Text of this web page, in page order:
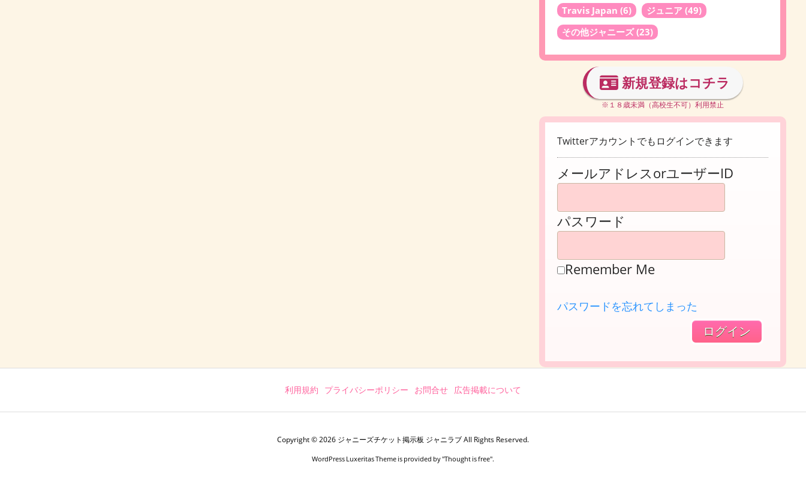
Travis Japan (6) ジュニア (49)
その他ジャニーズ(23)
新規登録はコチラ
※１８歳未満（高校生不可）利用禁止
Twitterアカウントでもログインできます
メールアドレスorユーザーID
パスワード
Remember Me
パスワードを忘れてしまった
利用規約 プライバシーポリシー お問合せ 広告掲載について
Copyright ©2026 ジャニーズチケット掲示板 ジャニラブAll Rights Reserved.
WordPress Luxeritas Theme is provided by "Thought is free".